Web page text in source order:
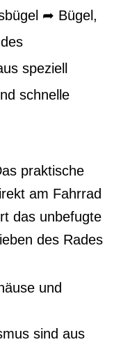
➦ Bügel,
speziell
schnelle
praktische
am Fahrrad
das unbefugte
des Rades
und
sind aus